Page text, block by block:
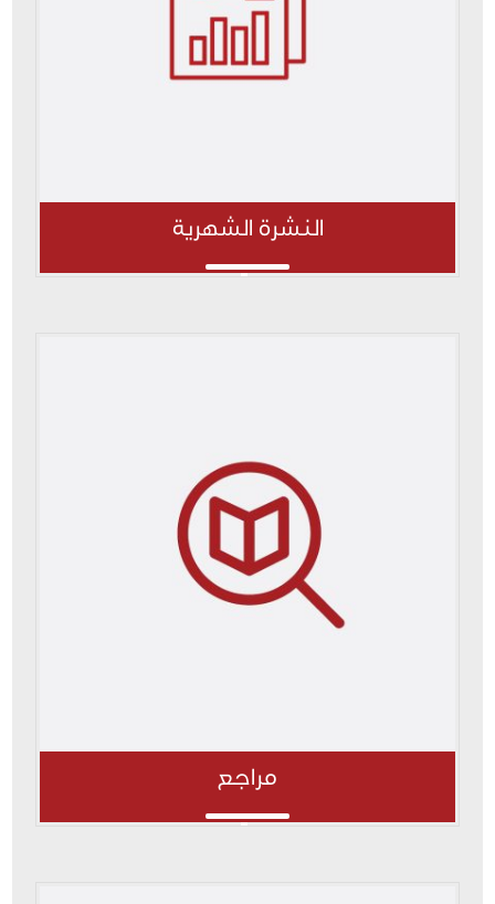
النشرة الشهرية
مراجع